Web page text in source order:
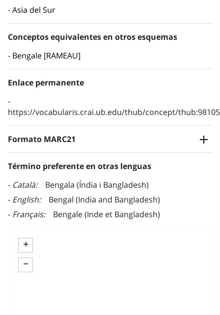
Asia del Sur
Conceptos equivalentes en otros esquemas
Bengale [RAMEAU]
Enlace permanente
https://vocabularis.crai.ub.edu/thub/concept/
Formato MARC21
Término preferente en otras lenguas
Català
Bengala (Índia i Bangladesh)
English
Bengal (India and Bangladesh)
Français
Bengale (Inde et Bangladesh)
+
−